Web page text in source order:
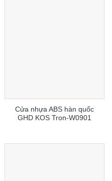
Cửa nhựa ABS hàn quốc
GHD KOS Tron-W0901